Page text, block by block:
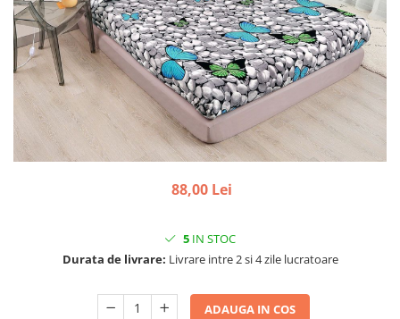
88,00 Lei
5 IN STOC
Durata de livrare: Livrare intre 2 si 4 zile lucratoare
ADAUGA IN COS